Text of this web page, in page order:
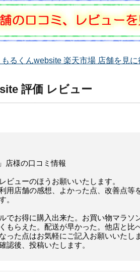
もるくんwebsite 楽天市場 店舗を見に
評価 レビュー
店様の口コミ情報
ビューのほうお願いいたします。
用店舗の感想、よかった点、改善点等
。
でお得に購入出来た。お買い物マラソ
もらえた。配送が早かった。他店と比
った点はお気軽にご記入お願いいたし
認後、投稿いたします。